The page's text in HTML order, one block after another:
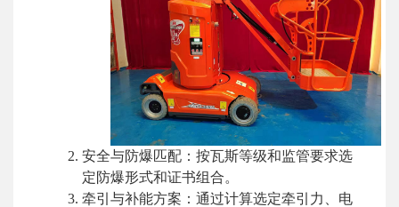
安全与防爆匹配：按瓦斯等级和监管要求选
定防爆形式和证书组合。
牵引与补能方案：通过计算选定牵引力、电